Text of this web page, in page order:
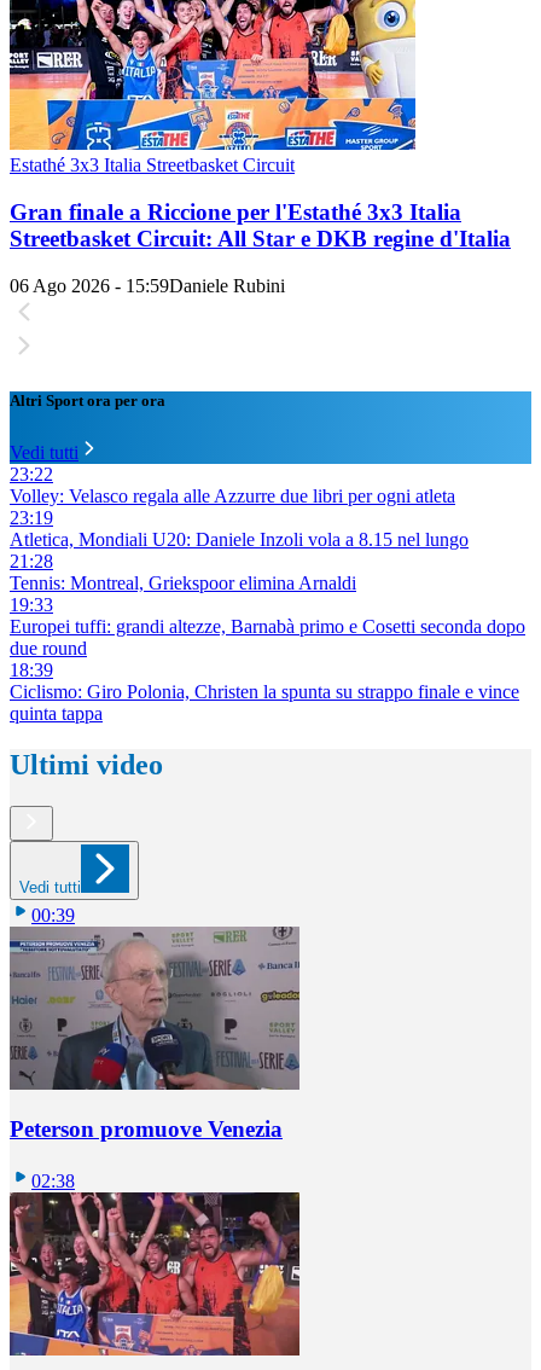
Estathé 3x3 Italia Streetbasket Circuit
Gran finale a Riccione per l'Estathé 3x3 Italia
Streetbasket Circuit: All Star e DKB regine d'Italia
06 Ago 2026 - 15:59Daniele Rubini
Altri Sport ora per ora
Vedi tutti
23:22
Volley: Velasco regala alle Azzurre due libri per ogni atleta
23:19
Atletica, Mondiali U20: Daniele Inzoli vola a 8.15 nel lungo
21:28
Tennis: Montreal, Griekspoor elimina Arnaldi
19:33
Europei tuffi: grandi altezze, Barnabà primo e Cosetti seconda dopo
due round
18:39
Ciclismo: Giro Polonia, Christen la spunta su strappo finale e vince
quinta tappa
Ultimi video
Vedi tutti
00:39
Peterson promuove Venezia
02:38